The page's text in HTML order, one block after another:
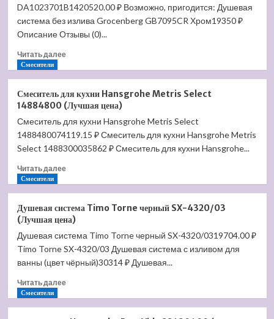
Starck
X
10080000
(Лучшая
цена)
DA1023701B1420520.00 ₽ Возможно, пригодится: Душевая
система без излива Grocenberg GB7095CR Хром19350 ₽
Описание Отзывы (0)...
Читать далееПрочитать
система
D&K
Venice
Gondola
DA1023701B14
цена)
Смесители
Смеситель для кухни Hansgrohe Metris Select
14884800 (Лучшая цена)
Смеситель для кухни Hansgrohe Metris Select
1488480074119.15 ₽ Смеситель для кухни Hansgrohe Metris
Select 1488300035862 ₽ Смеситель для кухни Hansgrohe...
Читать далееПрочитать
Смеситель
для
кухни
Hansgrohe
Metris
Select
(Лучшая
Смесители
Душевая система Timo Torne черный SX-4320/03
(Лучшая цена)
Душевая система Timo Torne черный SX-4320/0319704.00 ₽
Timo Torne SX-4320/03 Душевая система с изливом для
ванны (цвет чёрный)30314 ₽ Душевая...
Читать далееПрочитать
Смесители